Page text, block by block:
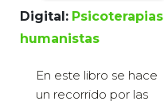
Digital: Psicoterapias
humanistas
En este libro se hace
un recorrido por las